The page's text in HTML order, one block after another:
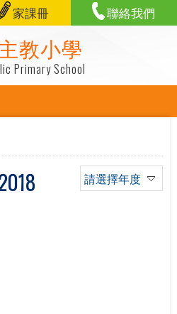
教小學
Primary School
家課冊 聯絡我們
請選擇年度